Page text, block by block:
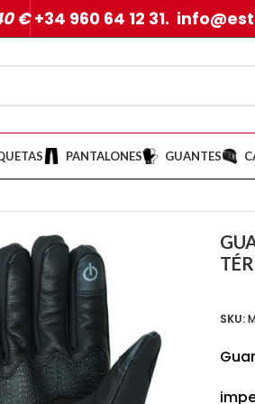
€+34 960 64 12 31.
PANTALONES GUANTES
SKU: